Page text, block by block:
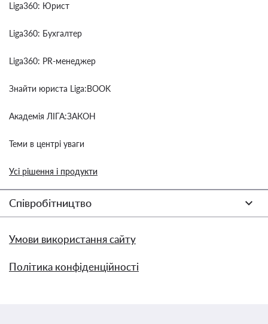
Liga360: Юрист
Liga360: Бухгалтер
Liga360: PR-менеджер
Знайти юриста Liga:BOOK
Академія ЛІГА:ЗАКОН
Теми в центрі уваги
Усі рішення і продукти
Співробітництво
Умови використання сайту
Політика конфіденційності